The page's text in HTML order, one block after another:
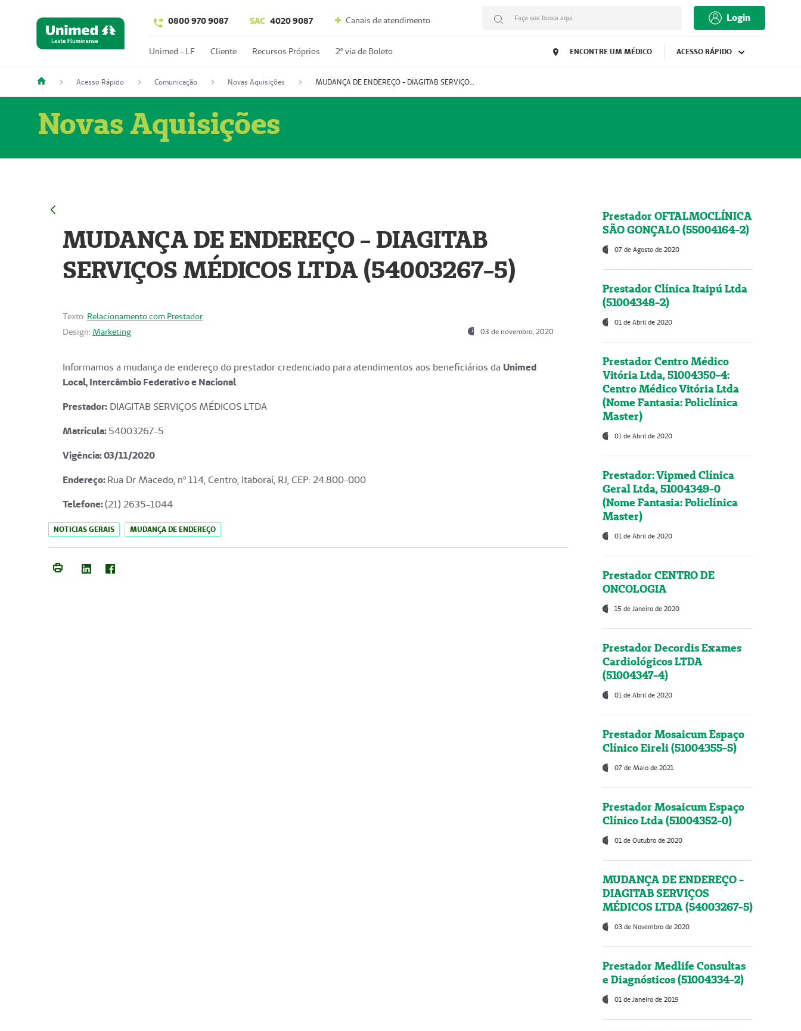
0800 970 9087 SAC 4020 9087 Canais de atendimento Faça sua busca aqui Login
Unimed - LF Cliente Recursos Próprios 2º via de Boleto ENCONTRE UM MÉDICO ACESSO RÁPIDO
Acesso Rápido Comunicação Novas Aquisições MUDANÇA DE ENDEREÇO - DIAGITAB SERVIÇOS MÉDICOS LTDA (54003267-5)
Novas Aquisições
MUDANÇA DE ENDEREÇO - DIAGITAB
SERVIÇOS MÉDICOS LTDA (54003267-5)
Texto: Relacionamento com Prestador
Design: Marketing 03 de novembro, 2020
Informamos a mudança de endereço do prestador credenciado para atendimentos aos beneficiários da Unimed
Local, Intercâmbio Federativo e Nacional.
Prestador: DIAGITAB SERVIÇOS MÉDICOS LTDA
Matrícula:54003267-5
Vigência: 03/11/2020
Endereço:Rua Dr Macedo, nº 114, Centro, Itaboraí, RJ, CEP: 24.800-000
Telefone:(21) 2635-1044
NOTICIAS GERAIS MUDANÇA DE ENDEREÇO
Prestador OFTALMOCLÍNICA
SÃO GONÇALO (55004164-2)
07 de Agosto de 2020
Prestador Clínica Itaipú Ltda
(51004348-2)
01 de Abril de 2020
Prestador Centro Médico
Vitória Ltda, 51004350-4:
Centro Médico Vitória Ltda
(Nome Fantasia: Policlínica
Master)
01 de Abril de 2020
Prestador: Vipmed Clínica
Geral Ltda, 51004349-0
(Nome Fantasia: Policlínica
Master)
01 de Abril de 2020
Prestador CENTRO DE
ONCOLOGIA
15 de Janeiro de 2020
Prestador Decordis Exames
Cardiológicos LTDA
(51004347-4)
01 de Abril de 2020
Prestador Mosaicum Espaço
Clínico Eireli (51004355-5)
07 de Maio de 2021
Prestador Mosaicum Espaço
Clínico Ltda (51004352-0)
01 de Outubro de 2020
MUDANÇA DE ENDEREÇO -
DIAGITAB SERVIÇOS
MÉDICOS LTDA (54003267-5)
03 de Novembro de 2020
Prestador Medlife Consultas
e Diagnósticos (51004334-2)
01 de Janeiro de 2019